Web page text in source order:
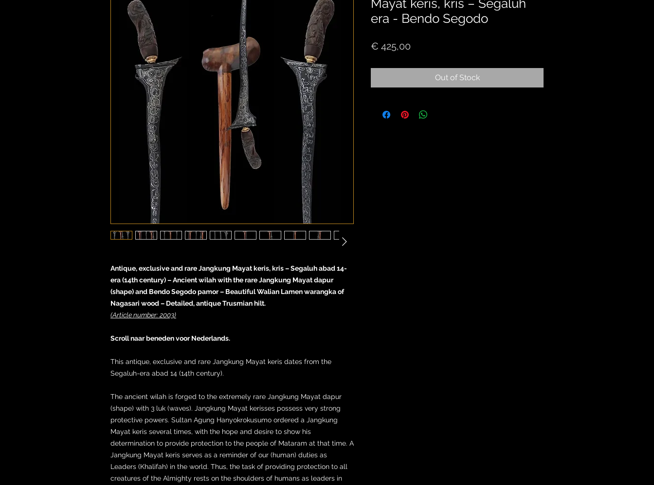
Antique, exclusive and rare Jangkung Mayat keris, kris – Segaluh abad 14-
era (14th century) – Ancient wilah with the rare Jangkung Mayat dapur
(shape) and Bendo Segodo pamor – Beautiful Walian Lamen warangka of
Nagasari wood – Detailed, antique Trusmian hilt.
(Article number: 2003)
Scroll naar beneden voor Nederlands.
This antique, exclusive and rare Jangkung Mayat keris dates from the
Segaluh-era abad 14 (14th century).
The ancient wilah is forged to the extremely rare Jangkung Mayat dapur
(shape) with 3 luk (waves). Jangkung Mayat kerisses possess very strong
protective powers. Sultan Agung Hanyokrokusumo ordered a Jangkung
Mayat keris several times, with the hope and desire to show his
determination to provide protection to the people of Mataram at that time. A
Jangkung Mayat keris serves as a reminder of our (human) duties as
Leaders (Khalifah) in the world. Thus, the task of providing protection to all
creatures of the Almighty rests on the shoulders of humans as leaders in
Mayat keris, kris – Segaluh
era - Bendo Segodo
€ 425,00
Out of Stock